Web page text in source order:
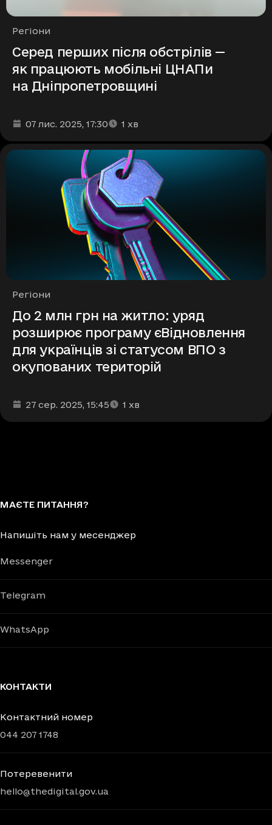
Рубрики
Регіони
Серед перших після обстрілів —
як працюють мобільні ЦНАПи
на Дніпропетровщині
Дата та час публікації
07 лис. 2025, 17:30
Час читання: 1 хв
Рубрики
Регіони
До 2 млн грн на житло: уряд
розширює програму єВідновлення
для українців зі статусом ВПО з
окупованих територій
Дата та час публікації
27 сер. 2025, 15:45
Час читання: 1 хв
МАЄТЕ ПИТАННЯ?
Напишіть нам у месенджер
Messenger
Telegram
WhatsApp
КОНТАКТИ
Контактний номер
044 207 1748
Потеревенити
hello@thedigital.gov.ua